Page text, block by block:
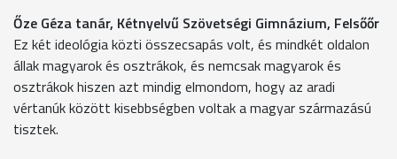
Őze Géza tanár, Kétnyelvű Szövetségi Gimnázium, Felsőőr
Ez két ideológia közti összecsapás volt, és mindkét oldalon
állak magyarok és osztrákok, és nemcsak magyarok és
osztrákok hiszen azt mindig elmondom, hogy az aradi
vértanúk között kisebbségben voltak a magyar származású
tisztek.